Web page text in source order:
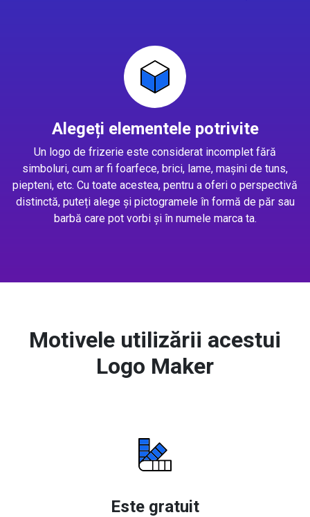
Alegeți elementele potrivite
Un logo de frizerie este considerat incomplet fără
simboluri, cum ar fi foarfece, brici, lame, mașini de tuns,
piepteni, etc. Cu toate acestea, pentru a oferi o perspectivă
distinctă, puteți alege și pictogramele în formă de păr sau
barbă care pot vorbi și în numele marca ta.
Motivele utilizării acestui
Logo Maker
Este gratuit